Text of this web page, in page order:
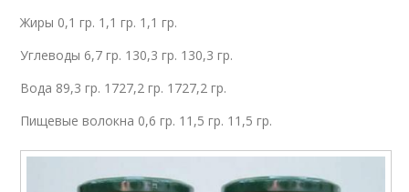
Жиры 0,1 гр. 1,1 гр. 1,1 гр.
Углеводы 6,7 гр. 130,3 гр. 130,3 гр.
Вода 89,3 гр. 1727,2 гр. 1727,2 гр.
Пищевые волокна 0,6 гр. 11,5 гр. 11,5 гр.